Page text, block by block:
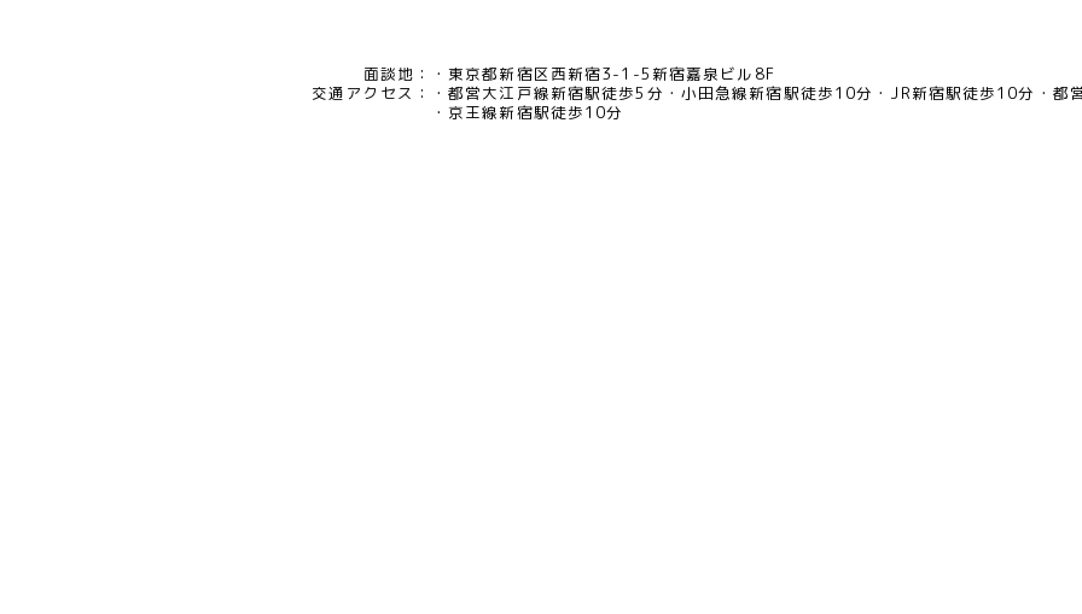
eメール：pv@mimaze.co.jp
面談地：
東京都新宿区西新宿3-1-5新宿嘉泉ビル8F
交通アクセス：
都営大江戸線新宿駅徒歩5分 小田急線新宿駅徒歩10分 JR新宿駅徒歩10分
都
京王線新宿駅徒歩10分